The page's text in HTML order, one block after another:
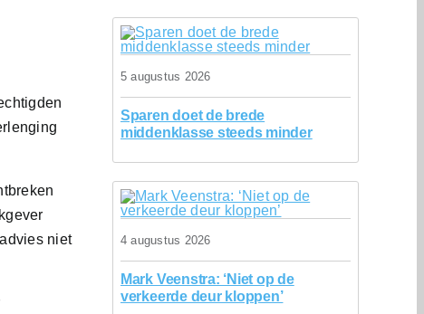
niet
5 augustus 2026
Sparen doet de brede
middenklasse steeds minder
4 augustus 2026
Mark Veenstra: ‘Niet op de
verkeerde deur kloppen’